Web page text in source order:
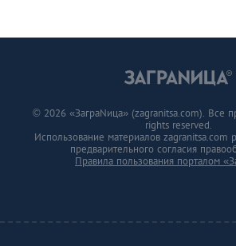
© 2026 «ЗаграNица» (zagranitsa.com). Все
rights reserved.
Использование материалов zagranitsa.com
предварительного согласия
Правила пользования порталом